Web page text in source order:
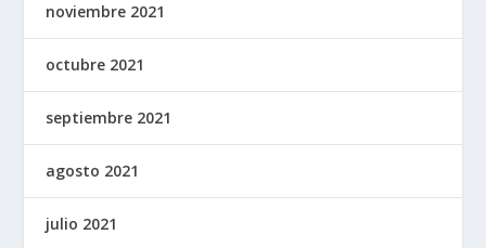
noviembre 2021
octubre 2021
septiembre 2021
agosto 2021
julio 2021